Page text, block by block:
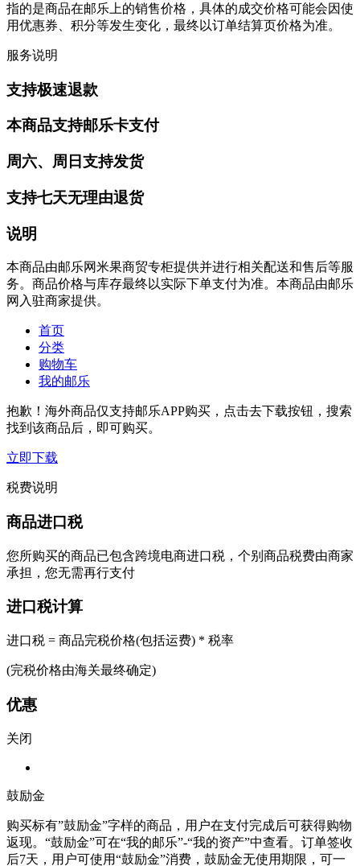
指的是商品在邮乐上的销售价格，具体的成交价格可能会因使
用优惠券、积分等发生变化，最终以订单结算页价格为准。
服务说明
支持极速退款
本商品支持邮乐卡支付
周六、周日支持发货
支持七天无理由退货
说明
本商品由邮乐网米果商贸专柜提供并进行相关配送和售后等服
务。商品价格与库存最终以实际下单支付为准。本商品由邮乐
网入驻商家提供。
首页
分类
购物车
我的邮乐
抱歉！海外商品仅支持邮乐APP购买，点击去下载按钮，搜索
找到该商品后，即可购买。
立即下载
税费说明
商品进口税
您所购买的商品已包含跨境电商进口税，个别商品税费由商家
承担，您无需再行支付
进口税计算
进口税 = 商品完税价格(包括运费) * 税率
(完税价格由海关最终确定)
优惠
关闭
鼓励金
购买标有”鼓励金”字样的商品，用户在支付完成后可获得购物
返现。“鼓励金”可在“我的邮乐”-“我的资产”中查看。订单签收
后7天，用户可使用“鼓励金”消费，鼓励金无使用期限，可一